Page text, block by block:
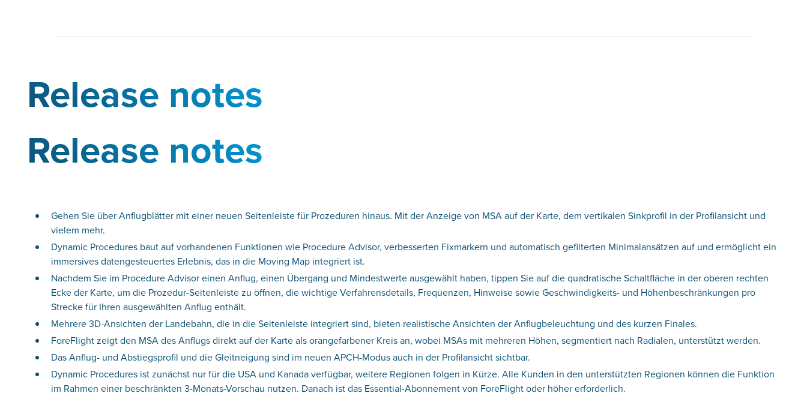
Release notes
Release notes
Gehen Sie über Anflugblätter mit einer neuen Seitenleiste für Prozeduren hinaus. Mit der Anzeige von MSA auf der Karte, dem vertikalen Sinkprofil in der Profilansicht und
vielem mehr.
Dynamic Procedures baut auf vorhandenen Funktionen wie Procedure Advisor, verbesserten Fixmarkern und automatisch gefilterten Minimalansätzen auf und ermöglicht ein
immersives datengesteuertes Erlebnis, das in die Moving Map integriert ist.
Nachdem Sie im Procedure Advisor einen Anflug, einen Übergang und Mindestwerte ausgewählt haben, tippen Sie auf die quadratische Schaltfläche in der oberen rechten
Ecke der Karte, um die Prozedur-Seitenleiste zu öffnen, die wichtige Verfahrensdetails, Frequenzen, Hinweise sowie Geschwindigkeits- und Höhenbeschränkungen pro
Strecke für Ihren ausgewählten Anflug enthält.
Mehrere 3D-Ansichten der Landebahn, die in die Seitenleiste integriert sind, bieten realistische Ansichten der Anflugbeleuchtung und des kurzen Finales.
ForeFlight zeigt den MSA des Anflugs direkt auf der Karte als orangefarbener Kreis an, wobei MSAs mit mehreren Höhen, segmentiert nach Radialen, unterstützt werden.
Das Anflug- und Abstiegsprofil und die Gleitneigung sind im neuen APCH-Modus auch in der Profilansicht sichtbar.
Dynamic Procedures ist zunächst nur für die USA und Kanada verfügbar, weitere Regionen folgen in Kürze. Alle Kunden in den unterstützten Regionen können die Funktion
im Rahmen einer beschränkten 3-Monats-Vorschau nutzen. Danach ist das Essential-Abonnement von ForeFlight oder höher erforderlich.